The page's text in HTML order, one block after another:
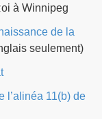
à Winnipeg
de la
seulement)
l’alinéa 11(b) de